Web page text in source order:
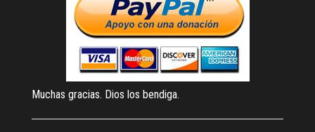
Muchas gracias. Dios los bendiga.